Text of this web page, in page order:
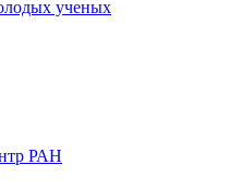
ученых
РАН